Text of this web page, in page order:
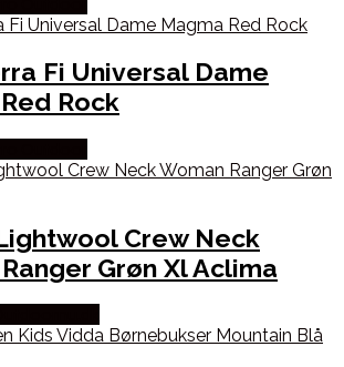
Fi Universal Dame
Rock
Crew Neck
Grøn Xl Aclima